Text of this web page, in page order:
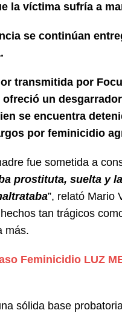
la víctima sufría a
se continúan
transmitida por
un
se encuentra
por feminicidio
fue sometida a
prostituta, suelta y
”, relató Mario
tan trágicos
más.
Feminicidio LUZ
sólida base